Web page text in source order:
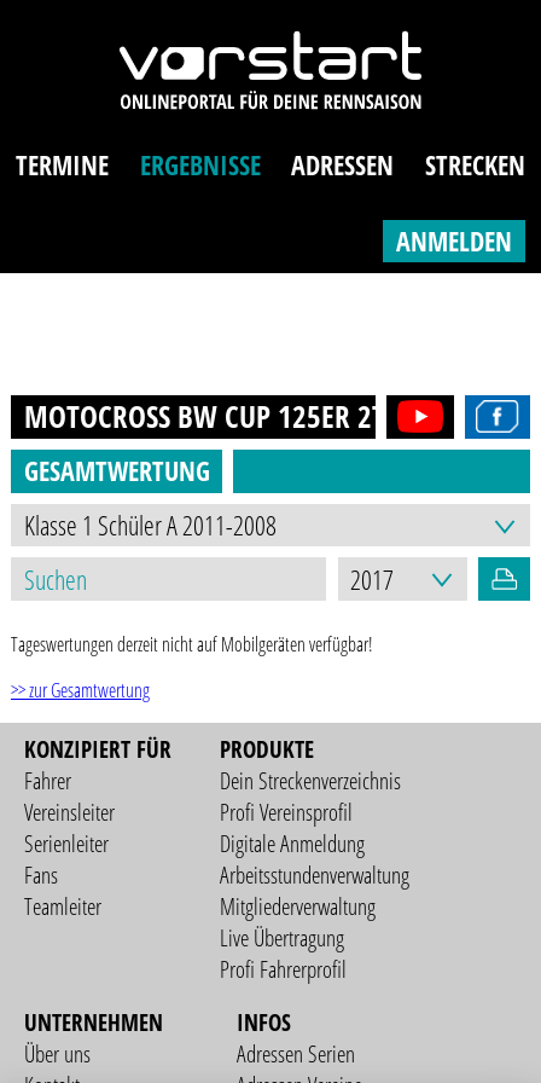
TERMINE ERGEBNISSE ADRESSEN STRECKEN
ANMELDEN
MOTOCROSS BW CUP 125ER 2T (13-21J.)
GESAMTWERTUNG
Tageswertungen derzeit nicht auf Mobilgeräten verfügbar!
>> zur Gesamtwertung
KONZIPIERT FÜR
Fahrer
Vereinsleiter
Serienleiter
Fans
Teamleiter
PRODUKTE
Dein Streckenverzeichnis
Profi Vereinsprofil
Digitale Anmeldung
Arbeitsstundenverwaltung
Mitgliederverwaltung
Live Übertragung
Profi Fahrerprofil
UNTERNEHMEN
Über uns
INFOS
Adressen Serien